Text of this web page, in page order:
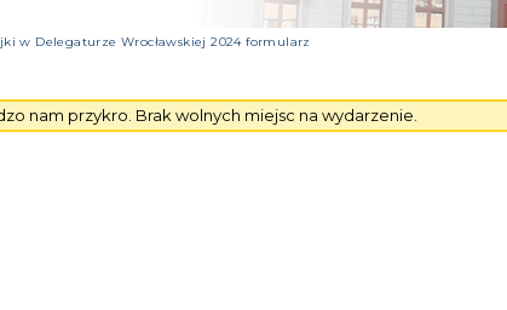
w Delegaturze Wrocławskiej 2024 formularz
nam przykro. Brak wolnych miejsc na wydarzenie.